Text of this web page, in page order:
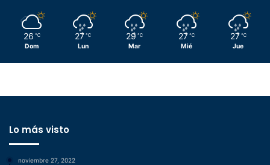
26 ℃
Dom
27 ℃
Lun
29 ℃
Mar
27 ℃
Mié
27 ℃
Jue
Lo más visto
noviembre 27, 2022